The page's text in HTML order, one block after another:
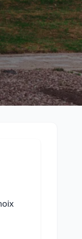
proposé par ViteUnDevis.com-